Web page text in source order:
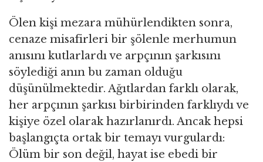
Ölen kişi mezara mühürlendikten sonra,
cenaze misafirleri bir şölenle merhumun
anısını kutlarlardı ve arpçının şarkısını
söylediği anın bu zaman olduğu
düşünülmektedir. Ağıtlardan farklı olarak,
her arpçının şarkısı birbirinden farklıydı ve
kişiye özel olarak hazırlanırdı. Ancak hepsi
başlangıçta ortak bir temayı vurgulardı:
Ölüm bir son değil, hayat ise ebedi bir